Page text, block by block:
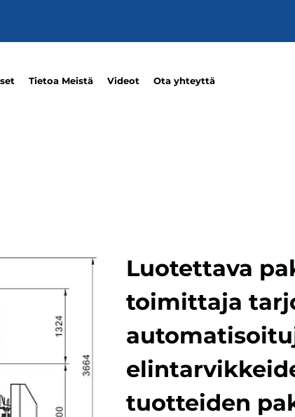
Tietoa Meistä Videot Ota yhteyttä
Luotettava
toimittaja
tuotteiden